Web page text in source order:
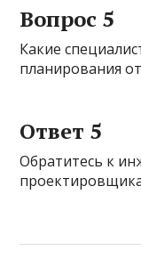
Вопрос 5
Какие
планирования
Ответ 5
Обратитесь к